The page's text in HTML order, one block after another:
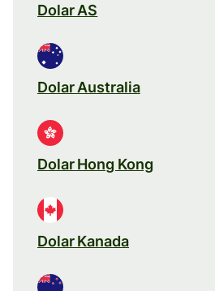
Dolar AS
Dolar Australia
Dolar Hong Kong
Dolar Kanada